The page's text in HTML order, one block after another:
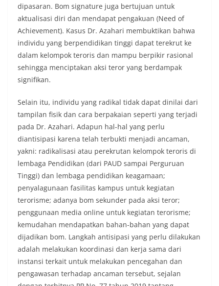
dipasaran. Bom signature juga bertujuan untuk
aktualisasi diri dan mendapat pengakuan (Need of
Achievement). Kasus Dr. Azahari membuktikan bahwa
individu yang berpendidikan tinggi dapat terekrut ke
dalam kelompok teroris dan mampu berpikir rasional
sehingga menciptakan aksi teror yang berdampak
signifikan.
Selain itu, individu yang radikal tidak dapat dinilai dari
tampilan fisik dan cara berpakaian seperti yang terjadi
pada Dr. Azahari. Adapun hal-hal yang perlu
diantisipasi karena telah terbukti menjadi ancaman,
yakni: radikalisasi atau perekrutan kelompok teroris di
lembaga Pendidikan (dari PAUD sampai Perguruan
Tinggi) dan lembaga pendidikan keagamaan;
penyalagunaan fasilitas kampus untuk kegiatan
terorisme; adanya bom sekunder pada aksi teror;
penggunaan media online untuk kegiatan terorisme;
kemudahan mendapatkan bahan-bahan yang dapat
dijadikan bom. Langkah antisipasi yang perlu dilakukan
adalah melakukan koordinasi dan kerja sama dari
instansi terkait untuk melakukan pencegahan dan
pengawasan terhadap ancaman tersebut, sejalan